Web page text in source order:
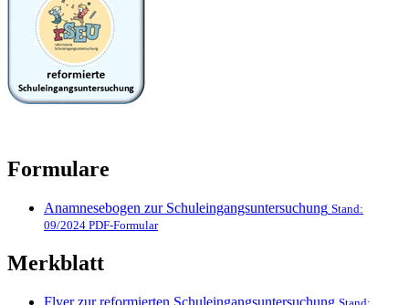
Formulare
Anamnesebogen zur Schuleingangsuntersuchung Stand:
09/2024 PDF-Formular
Merkblatt
Flyer zur reformierten Schuleingangsuntersuchung